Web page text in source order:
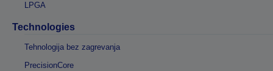
LPGA
Technologies
Tehnologija bez zagrevanja
PrecisionCore